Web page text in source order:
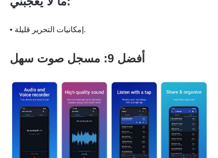
• إمكانيات التحرير قليلة.
أفضل 9: مسجل صوت سهل